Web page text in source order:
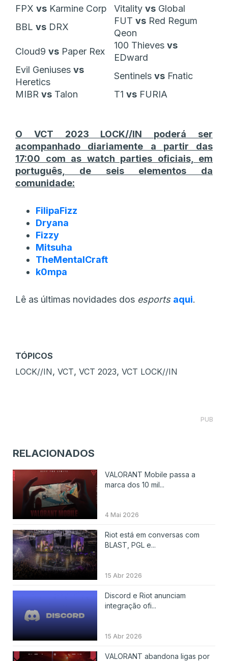
FPX vs Karmine Corp Vitality vs Global
BBL vs DRX
FUT vs Red Regum
Qeon
Cloud9 vs Paper Rex
100 Thieves vs
EDward
Evil Geniuses vs
Heretics
Sentinels vs Fnatic
MIBR vs Talon T1 vs FURIA
O VCT 2023 LOCK//IN poderá ser
acompanhado diariamente a partir das
17:00 com as watch parties oficiais, em
português, de seis elementos da
comunidade:
FilipaFizz
Dryana
Fizzy
Mitsuha
TheMentalCraft
k0mpa
Lê as últimas novidades dos esports aqui.
TÓPICOS
LOCK//IN, VCT, VCT 2023, VCT LOCK//IN
PUB
RELACIONADOS
VALORANT Mobile passa a
marca dos 10 mil...
4 Mai 2026
Riot está em conversas com
BLAST, PGL e...
15 Abr 2026
Discord e Riot anunciam
integração ofi...
15 Abr 2026
VALORANT abandona ligas por